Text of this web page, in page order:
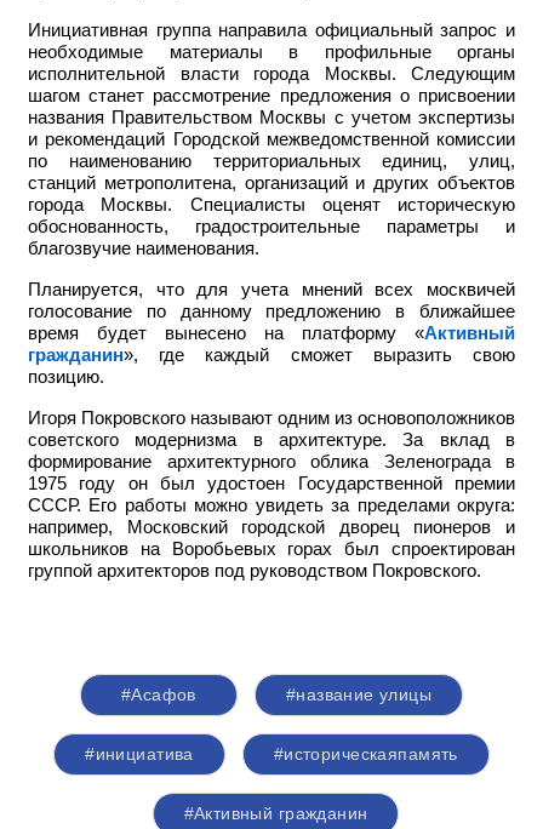
Инициативная группа направила официальный запрос и
необходимые материалы в профильные органы
исполнительной власти города Москвы. Следующим
шагом станет рассмотрение предложения о присвоении
названия Правительством Москвы с учетом экспертизы
и рекомендаций Городской межведомственной комиссии
по наименованию территориальных единиц, улиц,
станций метрополитена, организаций и других объектов
города Москвы. Специалисты оценят историческую
обоснованность, градостроительные параметры и
благозвучие наименования.
Планируется, что для учета мнений всех москвичей
голосование по данному предложению в ближайшее
время будет вынесено на платформу «Активный
гражданин», где каждый сможет выразить свою
позицию.
Игоря Покровского называют одним из основоположников
советского модернизма в архитектуре. За вклад в
формирование архитектурного облика Зеленограда в
1975 году он был удостоен Государственной премии
СССР. Его работы можно увидеть за пределами округа:
например,
Московский городской дворец пионеров и
школьников на Воробьевых горах был спроектирован
группой архитекторов под руководством Покровского.
#Асафов #название улицы
#инициатива #историческаяпамять
#Активный гражданин